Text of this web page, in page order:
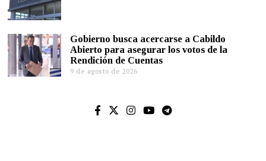
Gobierno busca acercarse a Cabildo
Abierto para asegurar los votos de la
Rendición de Cuentas
9 de agosto de 2026